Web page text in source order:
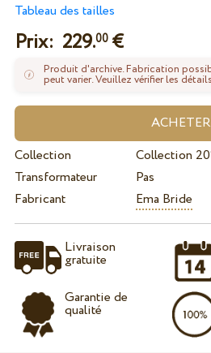
Tableau des tailles
Prix: 229.00€
Produit d'archive. Fabrication
peut varier. Veuillez vérifier les
Collection
Collection
Transformateur
Pas
Fabricant
Ema Bride
Livraison
gratuite
Garantie de
qualité